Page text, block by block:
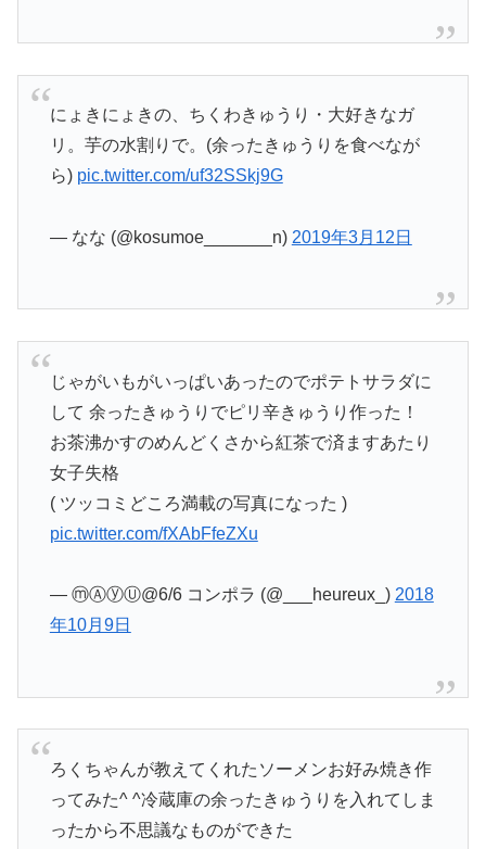
にょきにょきの、ちくわきゅうり・大好きなガ
リ。芋の水割りで。(余ったきゅうりを食べなが
ら) pic.twitter.com/uf32SSkj9G
— なな (@kosumoe_______n) 2019年3月12日
じゃがいもがいっぱいあったのでポテトサラダに
して 余ったきゅうりでピリ辛きゅうり作った！
お茶沸かすのめんどくさから紅茶で済ますあたり
女子失格
( ツッコミどころ満載の写真になった )
pic.twitter.com/fXAbFfeZXu
— ⓜⒶⓨⓊ@6/6 コンポラ (@___heureux_) 2018
年10月9日
ろくちゃんが教えてくれたソーメンお好み焼き作
ってみた^ ^冷蔵庫の余ったきゅうりを入れてしま
ったから不思議なものができた